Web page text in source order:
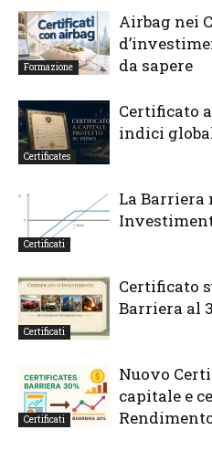
Formazione
Airbag nei
da sapere
Certificates
Certificato
indici
Certificati
La
Certificati
Certificato
Barriera al
Certificati
Nuovo
capitale e